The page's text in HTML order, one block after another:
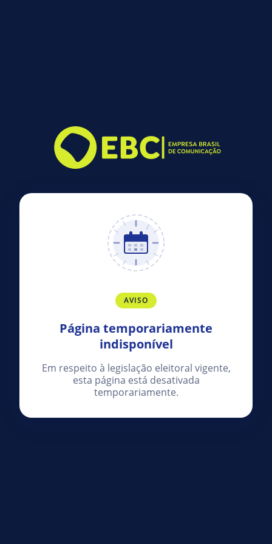
AVISO
Página temporariamente
indisponível
Em respeito à legislação eleitoral vigente,
esta página está desativada
temporariamente.